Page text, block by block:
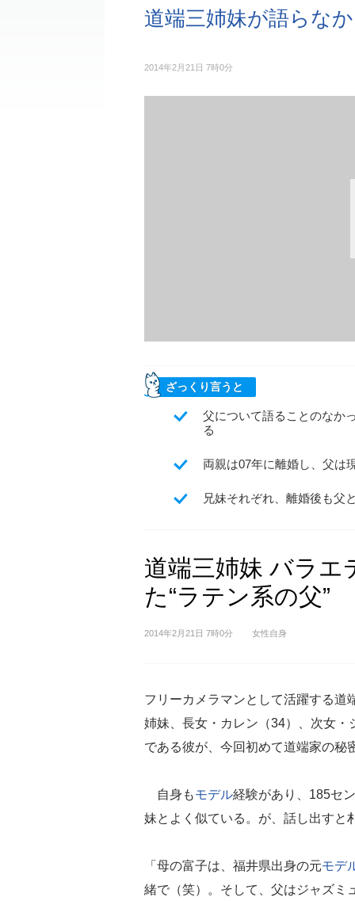
道端三姉妹が語らな
2014年2月21日 7時0分
ざっくり言うと
父について語ることのなか
る
両親は07年に離婚し、父は
兄妹それぞれ、離婚後も父
道端三姉妹 バラエ
た“ラテン系の父”
2014年2月21日 7時0分 女性自身
フリーカメラマンとして活躍する道
姉妹、長女・カレン（34）、次女
である彼が、今回初めて道端家の秘
自身もモデル経験があり、185セ
妹とよく似ている。が、話し出すと
「母の富子は、福井県出身の元モデ
緒で（笑）。そして、父はジャズミ